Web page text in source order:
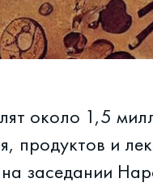
около 1,5
продуктов и
заседании